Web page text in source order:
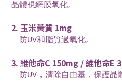
晶體視網膜氧化。
2. 玉米黃質 1mg
防UV和脂質過氧化。
3. 維他命C 150mg / 維他命E
防UV，清除自由基，保護晶